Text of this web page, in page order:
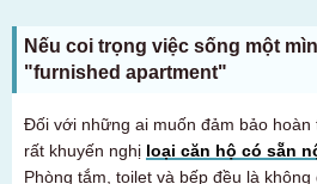
Nếu coi trọng việc sống một
"furnished apartment"
Đối với những ai muốn đảm bảo hoàn
rất khuyến nghị loại căn hộ có sẵn
Phòng tắm, toilet và bếp đều là
Dành cho khách hàng
03-6712-